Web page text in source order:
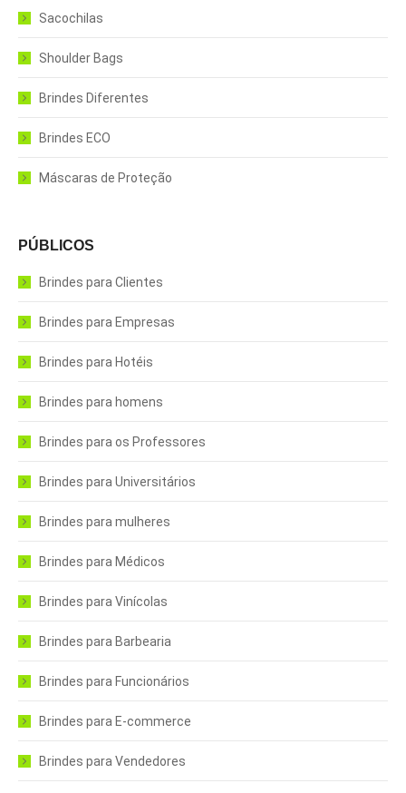
Sacochilas
Shoulder Bags
Brindes Diferentes
Brindes ECO
Máscaras de Proteção
PÚBLICOS
Brindes para Clientes
Brindes para Empresas
Brindes para Hotéis
Brindes para homens
Brindes para os Professores
Brindes para Universitários
Brindes para mulheres
Brindes para Médicos
Brindes para Vinícolas
Brindes para Barbearia
Brindes para Funcionários
Brindes para E-commerce
Brindes para Vendedores